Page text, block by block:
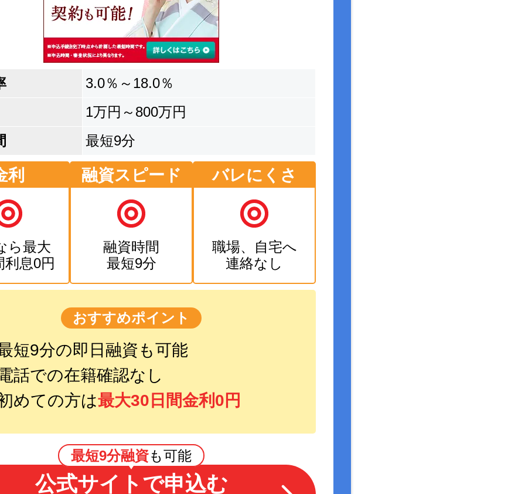
3.0％～18.0％
1万円～800万円
最短9分
利
ら最大
利息0円
融資スピード
融資時間
最短9分
バレにくさ
職場、自宅へ
連絡なし
おすすめポイント
短9分の即日融資も可能
話での在籍確認なし
めての方は最大30日間金利0円
最短9分融資も可能
公式サイトで申込む